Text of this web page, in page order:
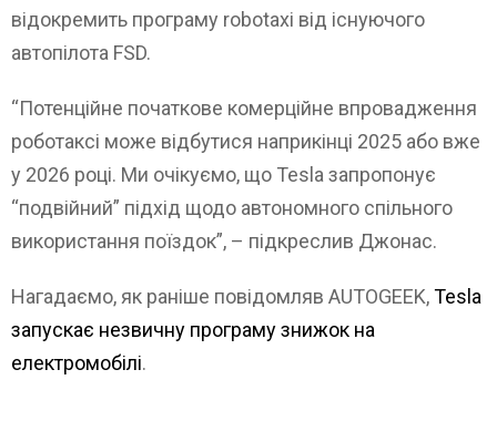
відокремить програму robotaxi від існуючого
автопілота FSD.
“Потенційне початкове комерційне впровадження
роботаксі може відбутися наприкінці 2025 або вже
у 2026 році. Ми очікуємо, що Tesla запропонує
“подвійний” підхід щодо автономного спільного
використання поїздок”, – підкреслив Джонас.
Нагадаємо, як раніше повідомляв AUTOGEEK,Tesla
запускає незвичну програму знижок на
електромобілі.